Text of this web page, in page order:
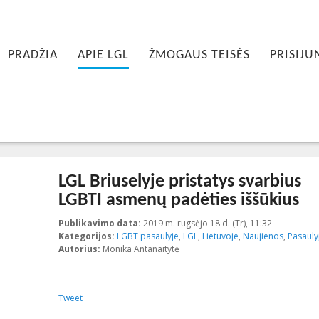
PRADŽIA APIE LGL ŽMOGAUS TEISĖS
LGL Briuselyje pristatys svarbius
LGBTI asmenų padėties iššūkius
Publikavimo data: 2019 m. rugsėjo 18 d. (Tr), 11:32
Kategorijos: LGBT pasaulyje, LGL, Lietuvoje, Naujienos,
Autorius: Monika Antanaitytė
Tweet